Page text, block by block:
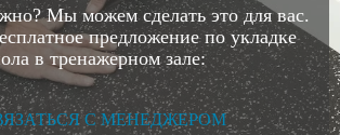
Мы можем сделать это для вас.
предложение по укладке
в тренажерном зале:
С МЕНЕДЖЕРОМ